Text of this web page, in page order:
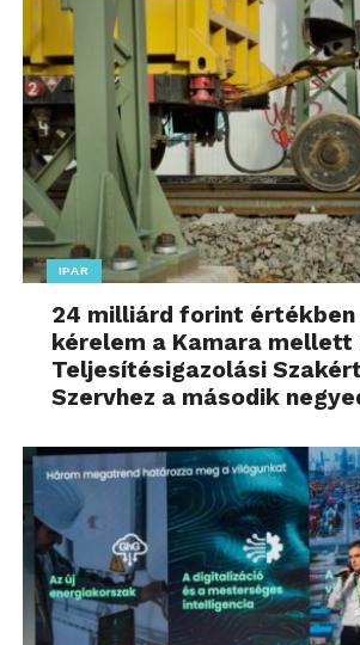
IPAR
24 milliárd forint
kérelem a Kamara mellett
Teljesítésigazolási
Szervhez a második